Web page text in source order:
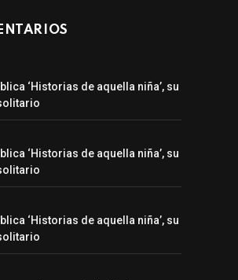
‘Historias de aquella niña’, su
‘Historias de aquella niña’, su
‘Historias de aquella niña’, su